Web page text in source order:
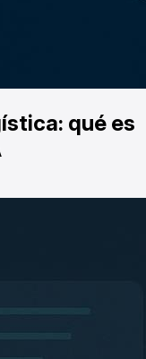
qué es